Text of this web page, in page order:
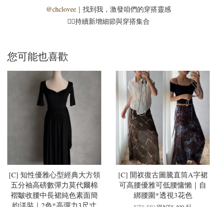
@chclovee ｜找到我，激發咱們的穿搭靈感
☝🏻持續新增細節與穿搭集合
您可能也喜歡
[C] 知性優雅心型經典大方領
五分袖高磅數彈力莫代爾棉
褶皺收腰中長裙純色素面簡
約洋裝｜2色*高彈力3尺寸
[C] 開衩復古圖騰直筒A字裙
可高腰優雅可低腰慵懶｜自
綁腰圍*透視3花色